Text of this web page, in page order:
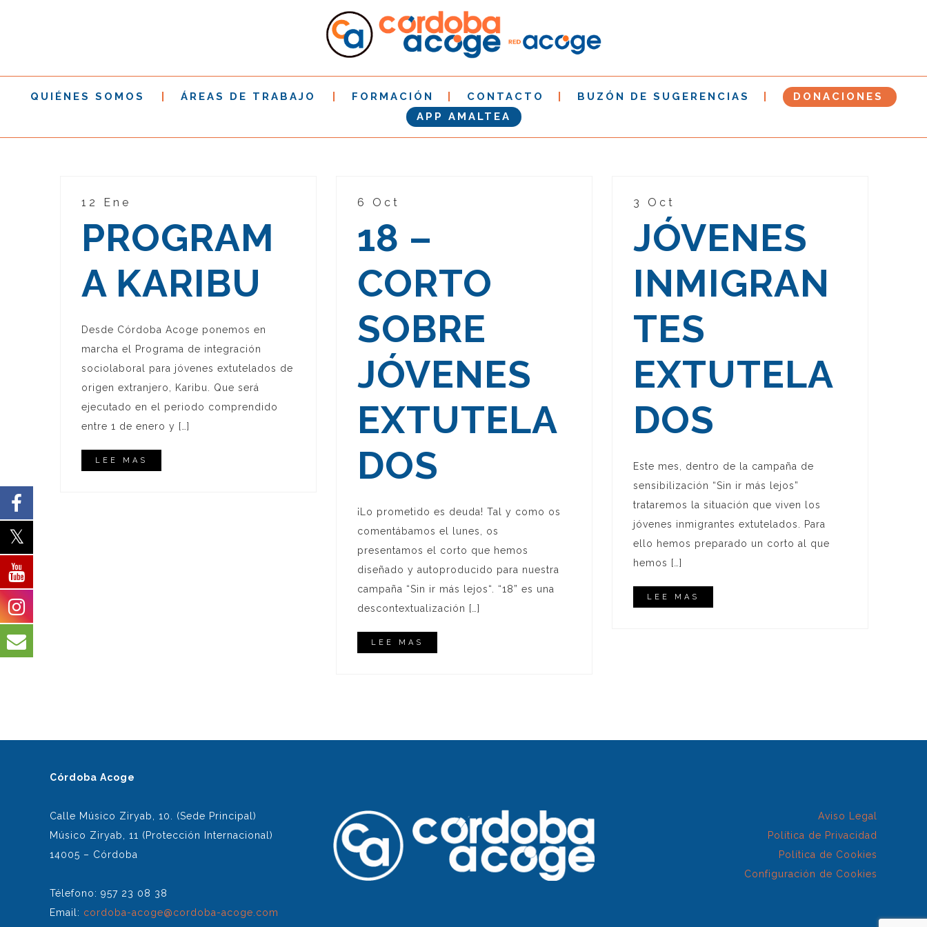
QUIÉNES SOMOS ÁREAS DE TRABAJO FORMACIÓN CONTACTO BUZÓN DE SUGERENCIAS
DONACIONES
APP AMALTEA
12 Ene
PROGRAM
A KARIBU
Desde Córdoba Acoge ponemos en
marcha el Programa de integración
sociolaboral para jóvenes extutelados de
origen extranjero, Karibu. Que será
ejecutado en el periodo comprendido
entre 1 de enero y […]
LEE MAS
6 Oct
18 –
CORTO
SOBRE
JÓVENES
EXTUTELA
DOS
¡Lo prometido es deuda! Tal y como os
comentábamos el lunes, os
presentamos el corto que hemos
diseñado y autoproducido para nuestra
campaña “Sin ir más lejos“. “18” es una
descontextualización […]
LEE MAS
3 Oct
JÓVENES
INMIGRAN
TES
EXTUTELA
DOS
Este mes, dentro de la campaña de
sensibilización “Sin ir más lejos”
trataremos la situación que viven los
jóvenes inmigrantes extutelados. Para
ello hemos preparado un corto al que
hemos […]
LEE MAS
Córdoba Acoge
Calle Músico Ziryab, 10. (Sede Principal)
Músico Ziryab, 11 (Protección Internacional)
14005 – Córdoba
Télefono: 957 23 08 38
Email: cordoba-acoge@cordoba-acoge.com
Aviso Legal
Política de Privacidad
Política de Cookies
Configuración de Cookies